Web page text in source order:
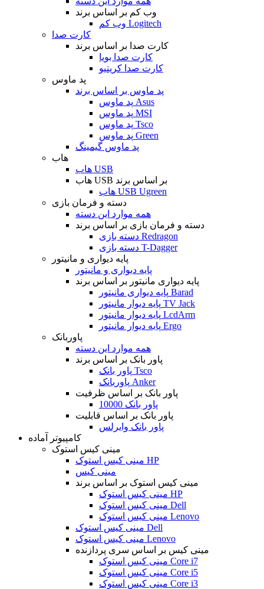
وب کم بر اساس برند
وب کم Logitech
کارت صدا
کارت صدا بر اساس برند
کارت صدا بویا
کارت صدا کریتیو
پد ماوس
پد ماوس بر اساس برند
پد ماوس Asus
پد ماوس MSI
پد ماوس Tsco
پد ماوس Green
پد ماوس گیمینگ
هاب
هاب USB
هاب USB بر اساس برند
هاب USB Ugreen
دسته و فرمان بازی
همه موارد این دسته
دسته و فرمان بازی بر اساس برند
دسته بازی Redragon
دسته بازی T-Dagger
پایه دیواری و مانیتور
پایه دیواری و مانیتور
پایه دیواری مانیتور بر اساس برند
پایه دیواری مانیتور Barad
پایه دیوار مانیتور TV Jack
پایه دیوار مانیتور LcdArm
پایه دیوار مانیتور Ergo
پاوربانک
همه موارد این دسته
پاور بانک بر اساس برند
پاور بانک Tsco
پاوربانک Anker
پاور بانک بر اساس ظرفیت
پاور بانک 10000
پاور بانک بر اساس قابلیت
پاور بانک وایرلس
کامپیوتر آماده
مینی کیس استوک
مینی کیس استوک HP
مینی کیس
مینی کیس استوک بر اساس برند
مینی کیس استوک HP
مینی کیس استوک Dell
مینی کیس استوک Lenovo
مینی کیس استوک Dell
مینی کیس استوک Lenovo
مینی کیس بر اساس سری پردازنده
مینی کیس استوک Core i7
مینی کیس استوک Core i5
مینی کیس استوک Core i3